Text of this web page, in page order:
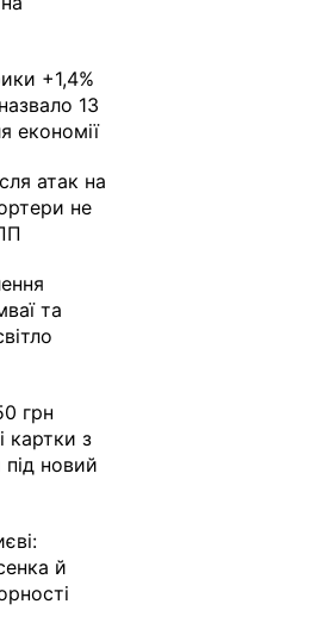
+1,4%
13
економії
атак на
не
та
грн
картки з
новий
й